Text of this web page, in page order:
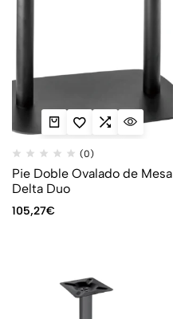
(0)
Pie Doble Ovalado de Mesa
Delta Duo
105,27€